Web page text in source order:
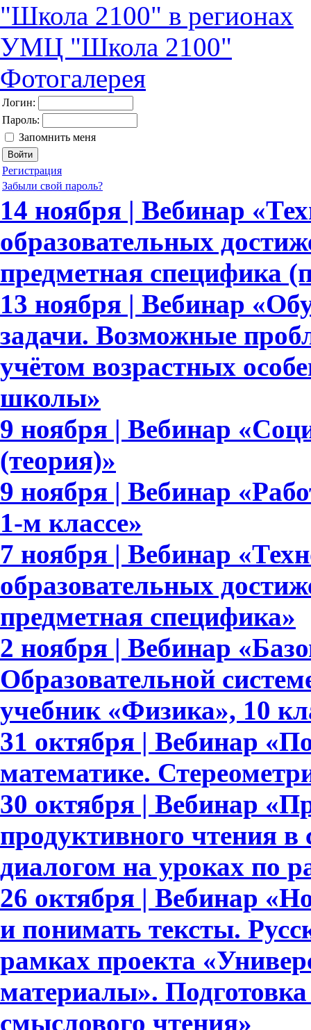
"Школа 2100" в регионах
УМЦ "Школа 2100"
Фотогалерея
Логин:
Пароль:
Запомнить меня
Регистрация
Забыли свой пароль?
14 ноября | Вебинар
образовательных
предметная специфика
13 ноября | Вебинар
задачи. Возможные
учётом возрастных
школы»
9 ноября | Вебинар
(теория)»
9 ноября | Вебинар
1-м классе»
7 ноября | Вебинар
образовательных
предметная специфика»
2 ноября | Вебинар
Образовательной
учебник «Физика», 10
31 октября | Вебинар
математике.
30 октября | Вебинар
продуктивного чтения
диалогом на уроках по
26 октября | Вебинар
и понимать тексты.
рамках проекта
материалы».
смыслового чтения»